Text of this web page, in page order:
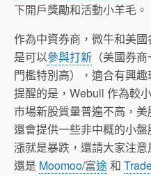
下開戶獎勵和活動小羊毛。
作為中資券商，微牛和美
是可以參與打新 （美國券
門檻特別高），適合有興
提醒的是，Webull 作為較
市場新股質量普遍不高，
還會提供一些非中概的小
漲就是暴跌，還請大家注
還是 Moomoo/富途和